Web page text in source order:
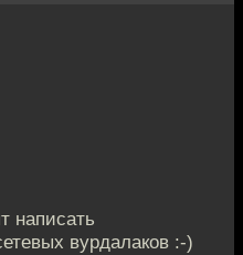
написать
вурдалаков :-)